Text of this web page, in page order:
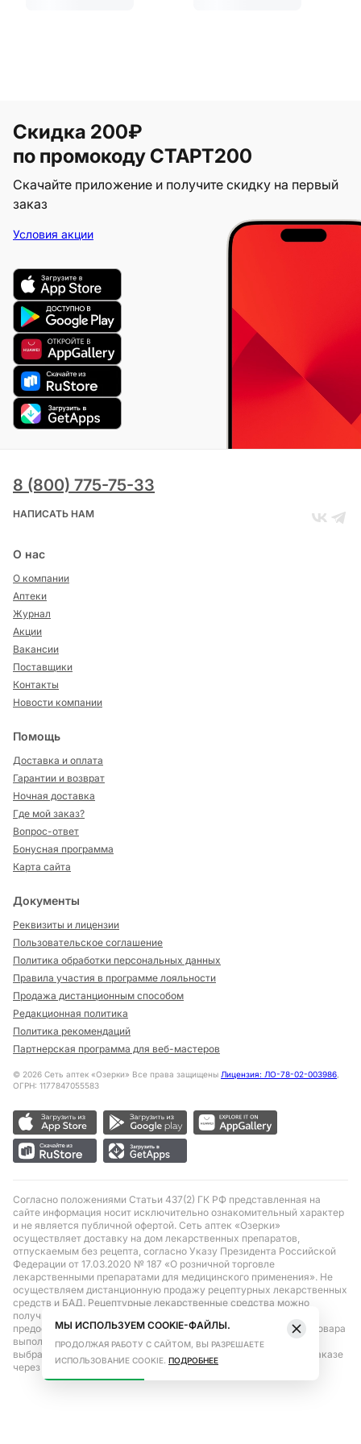
Скидка 200₽
по промокоду СТАРТ200
Скачайте приложение и получите скидку на первый
заказ
Условия акции
8 (800) 775-75-33
НАПИСАТЬ НАМ
О нас
О компании
Аптеки
Журнал
Акции
Вакансии
Поставщики
Контакты
Новости компании
Помощь
Доставка и оплата
Гарантии и возврат
Ночная доставка
Где мой заказ?
Вопрос-ответ
Бонусная программа
Карта сайта
Документы
Реквизиты и лицензии
Пользовательское соглашение
Политика обработки персональных данных
Правила участия в программе лояльности
Продажа дистанционным способом
Редакционная политика
Политика рекомендаций
Партнерская программа для веб-мастеров
© 2026 Сеть аптек «Озерки» Все права защищены Лицензия: ЛО-78-02-003986,
ОГРН: 1177847055583
Согласно положениями Статьи 437(2) ГК РФ представленная на
сайте информация носит исключительно ознакомительный характер
и не является публичной офертой. Сеть аптек «Озерки»
осуществляет доставку на дом лекарственных препаратов,
отпускаемым без рецепта, согласно Указу Президента Российской
Федерации от 17.03.2020 № 187 «О розничной торговле
лекарственными препаратами для медицинского применения». Не
осуществляем дистанционную продажу рецептурных лекарственных
средств и БАД. Рецептурные лекарственные средства можно
получить только при помощи самовывоза в аптеке при
предоставлении рецепта, выписанного врачом. Бронирование товара
выполняется при условиях последующего выкупа заказа в
выбранном аптечном пункте. Цена действительна только при заказе
через сайт.
МЫ ИСПОЛЬЗУЕМ COOKIE-ФАЙЛЫ.
ПРОДОЛЖАЯ РАБОТУ С САЙТОМ, ВЫ РАЗРЕШАЕТЕ
ИСПОЛЬЗОВАНИЕ COOKIE. ПОДРОБНЕЕ